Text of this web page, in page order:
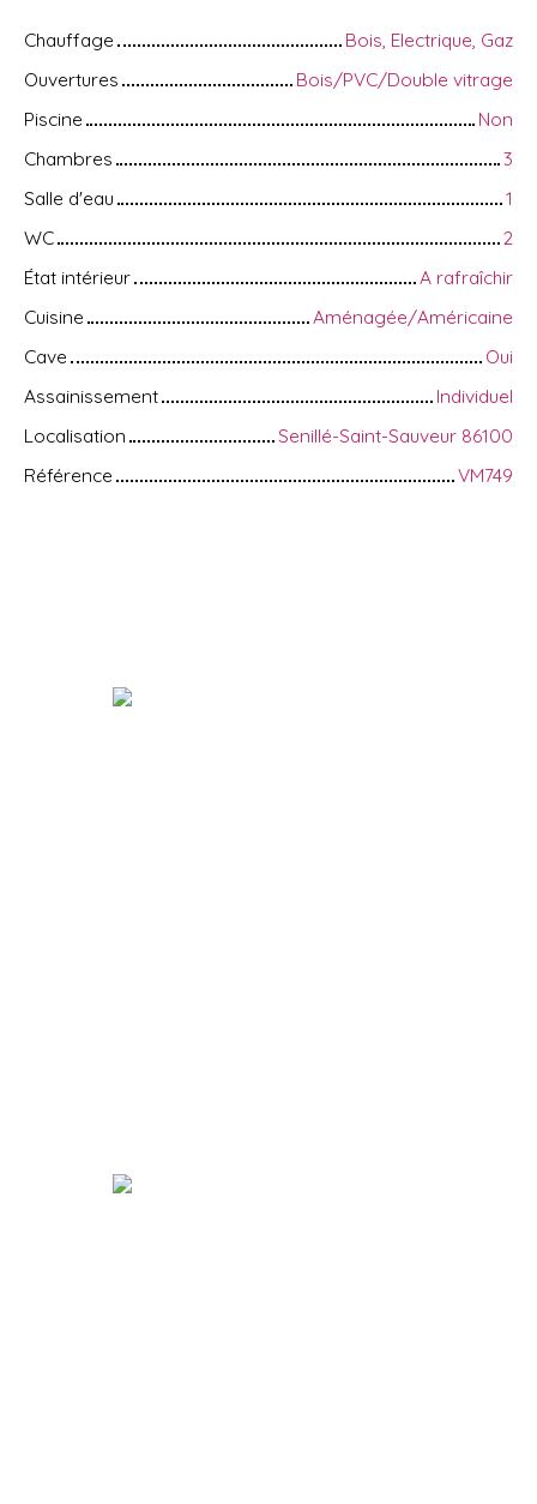
Chauffage
Bois, Electrique, Gaz
Ouvertures
Bois/PVC/Double vitrage
Piscine
Non
Chambres
3
Salle d'eau
1
WC
2
État intérieur
A rafraîchir
Cuisine
Aménagée/Américaine
Cave
Oui
Assainissement
Individuel
Localisation
Senillé-Saint-Sauveur 86100
Référence
VM749